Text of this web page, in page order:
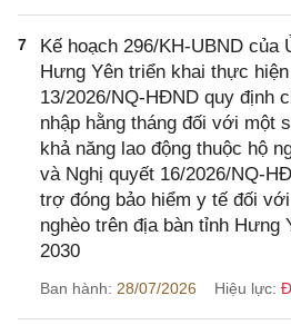
7
Kế hoạch 296/KH-UBND của
Hưng Yên triển khai thực
13/2026/NQ-HĐND quy định
nhập hằng tháng đối với một
khả năng lao động thuộc hộ
và Nghị quyết 16/2026/NQ-
trợ đóng bảo hiểm y tế đối
nghèo trên địa bàn tỉnh Hưng
2030
Ban hành: 28/07/2026 Hiệu lực: